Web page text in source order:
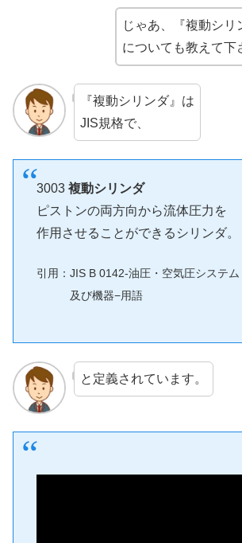
じゃあ、『複動シリ
についても教えて下
『複動シリンダ』は
JIS規格で、
3003 複動シリンダ
ピストンの両方向から流体圧力を
作用させることができるシリンダ。
引用：JIS B 0142-油圧・空気圧システム
及び機器−用語
と定義されています。